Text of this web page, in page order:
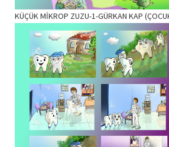
KÜÇÜK MİKROP ZUZU-1-GÜRKAN KAP